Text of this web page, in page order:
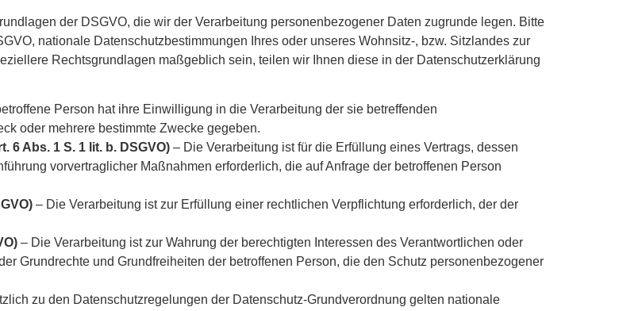
der DSGVO, die wir der Verarbeitung personenbezogener Daten zugrunde legen. Bitte
nationale Datenschutzbestimmungen Ihres oder unseres Wohnsitz-, bzw. Sitzlandes zur
Rechtsgrundlagen maßgeblich sein, teilen wir Ihnen diese in der Datenschutzerklärung
Person hat ihre Einwilligung in die Verarbeitung der sie betreffenden
oder mehrere bestimmte Zwecke gegeben.
Abs. 1 S. 1 lit. b. DSGVO) – Die Verarbeitung ist für die Erfüllung eines Vertrags, dessen
vorvertraglicher Maßnahmen erforderlich, die auf Anfrage der betroffenen Person
– Die Verarbeitung ist zur Erfüllung einer rechtlichen Verpflichtung erforderlich, der der
– Die Verarbeitung ist zur Wahrung der berechtigten Interessen des Verantwortlichen oder
Grundrechte und Grundfreiheiten der betroffenen Person, die den Schutz personenbezogener
zu den Datenschutzregelungen der Datenschutz-Grundverordnung gelten nationale